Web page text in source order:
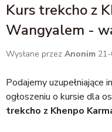
x
t
r
a
l
)
Kurs trekcho z
Wangyalem -
Wysłane przez Anonim
Podajemy uzupełniające
ogłoszeniu o kursie dla
trekcho z Khenpo